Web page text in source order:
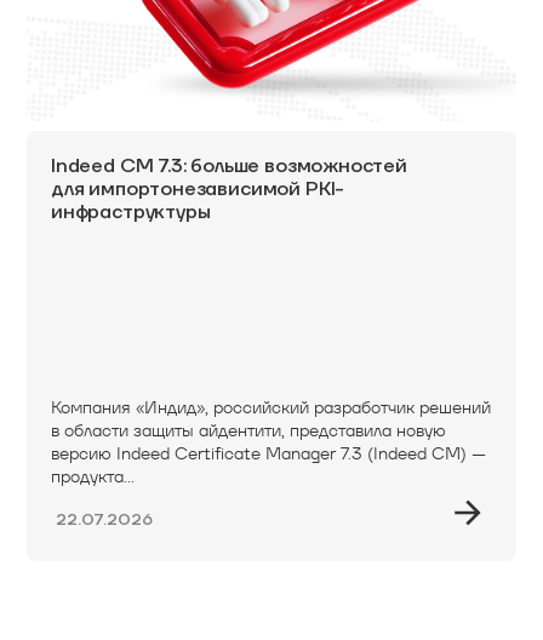
Indeed CM 7.3: больше возможностей
для импортонезависимой PKI-
инфраструктуры
Компания «Индид», российский разработчик решений
в области защиты айдентити, представила новую
версию Indeed Certificate Manager 7.3 (Indeed CM) —
продукта...
22.07.2026